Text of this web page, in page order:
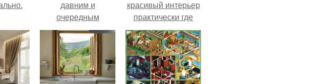
давним и
очередным
неопубликованным
проектом.
красивый интерьер
практически где
угодно.